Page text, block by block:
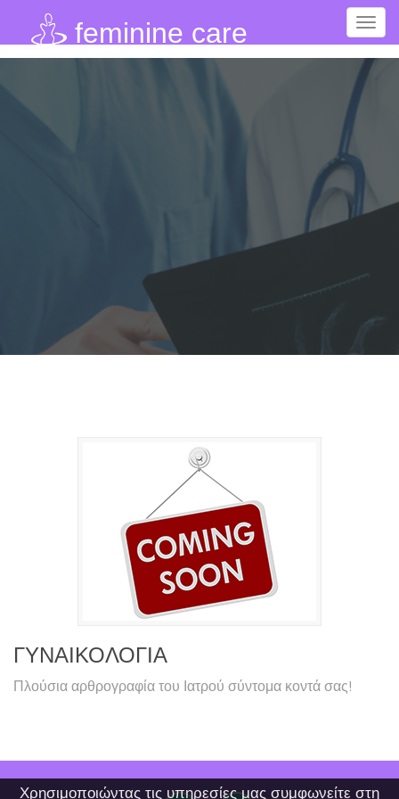
Χρησιμοποιώντας τις υπηρεσίες μας συμφωνείτε στη
feminine care
ΓΥΝΑΙΚΟΛΟΓΙΑ
Πλούσια αρθρογραφία του Ιατρού σύντομα κοντά σας!